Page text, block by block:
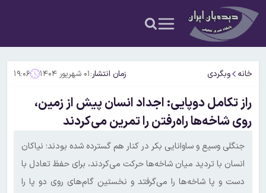
خانه وبگردی زمان انتشار:۰۱ شهریور ۱۴۰۴ ۱۹:۰۶
راز تکامل دوپایی: اجداد انسان پیش از زمین،
روی شاخه‌ها راه‌رفتن را تمرین می‌کردند
جنگلی وسیع و ساوانایی بکر در کنار هم گسترده شده بودند؛ نیاکان
انسان با تردید میان شاخه‌ها حرکت می‌کردند، برای حفظ تعادل با
دست و پا شاخه‌ها را می‌گرفتد و نخستین گام‌های روی دو پا را